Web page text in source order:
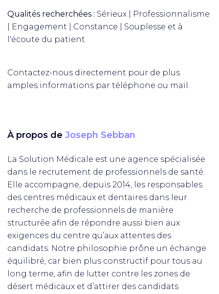
Qualités recherchées : Sérieux | Professionnalisme
| Engagement | Constance | Souplesse et à
l'écoute du patient.
Contactez-nous directement pour de plus
amples informations par téléphone ou mail.
À propos de Joseph Sebban
La Solution Médicale est une agence spécialisée
dans le recrutement de professionnels de santé.
Elle accompagne, depuis 2014, les responsables
des centres médicaux et dentaires dans leur
recherche de professionnels de manière
structurée afin de répondre aussi bien aux
exigences du centre qu’aux attentes des
candidats. Notre philosophie prône un échange
équilibré, car bien plus constructif pour tous au
long terme, afin de lutter contre les zones de
désert médicaux et d’attirer des candidats